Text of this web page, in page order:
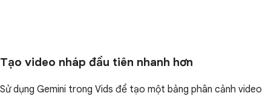
Tạo video nháp đầu tiên nhanh hơn
Sử dụng Gemini trong Vids để tạo một bảng phân cảnh video